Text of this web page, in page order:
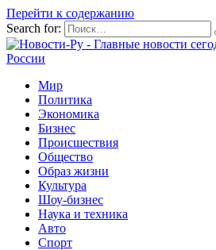
Перейти к содержанию
Search for:
Мир
Политика
Экономика
Бизнес
Происшествия
Общество
Образ жизни
Культура
Шоу-бизнес
Наука и техника
Авто
Спорт